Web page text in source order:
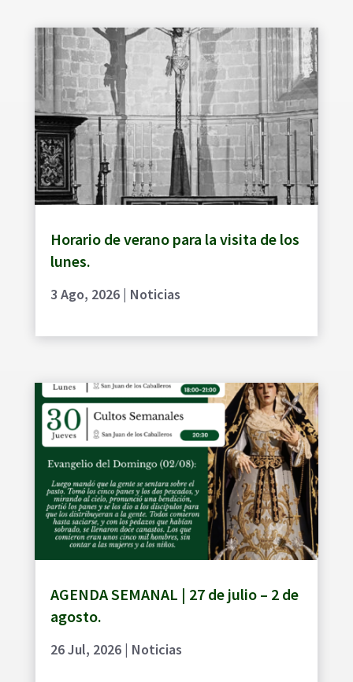
Horario de verano para la visita de los
lunes.
3 Ago, 2026| Noticias
AGENDA SEMANAL | 27 de julio – 2 de
agosto.
26 Jul, 2026| Noticias